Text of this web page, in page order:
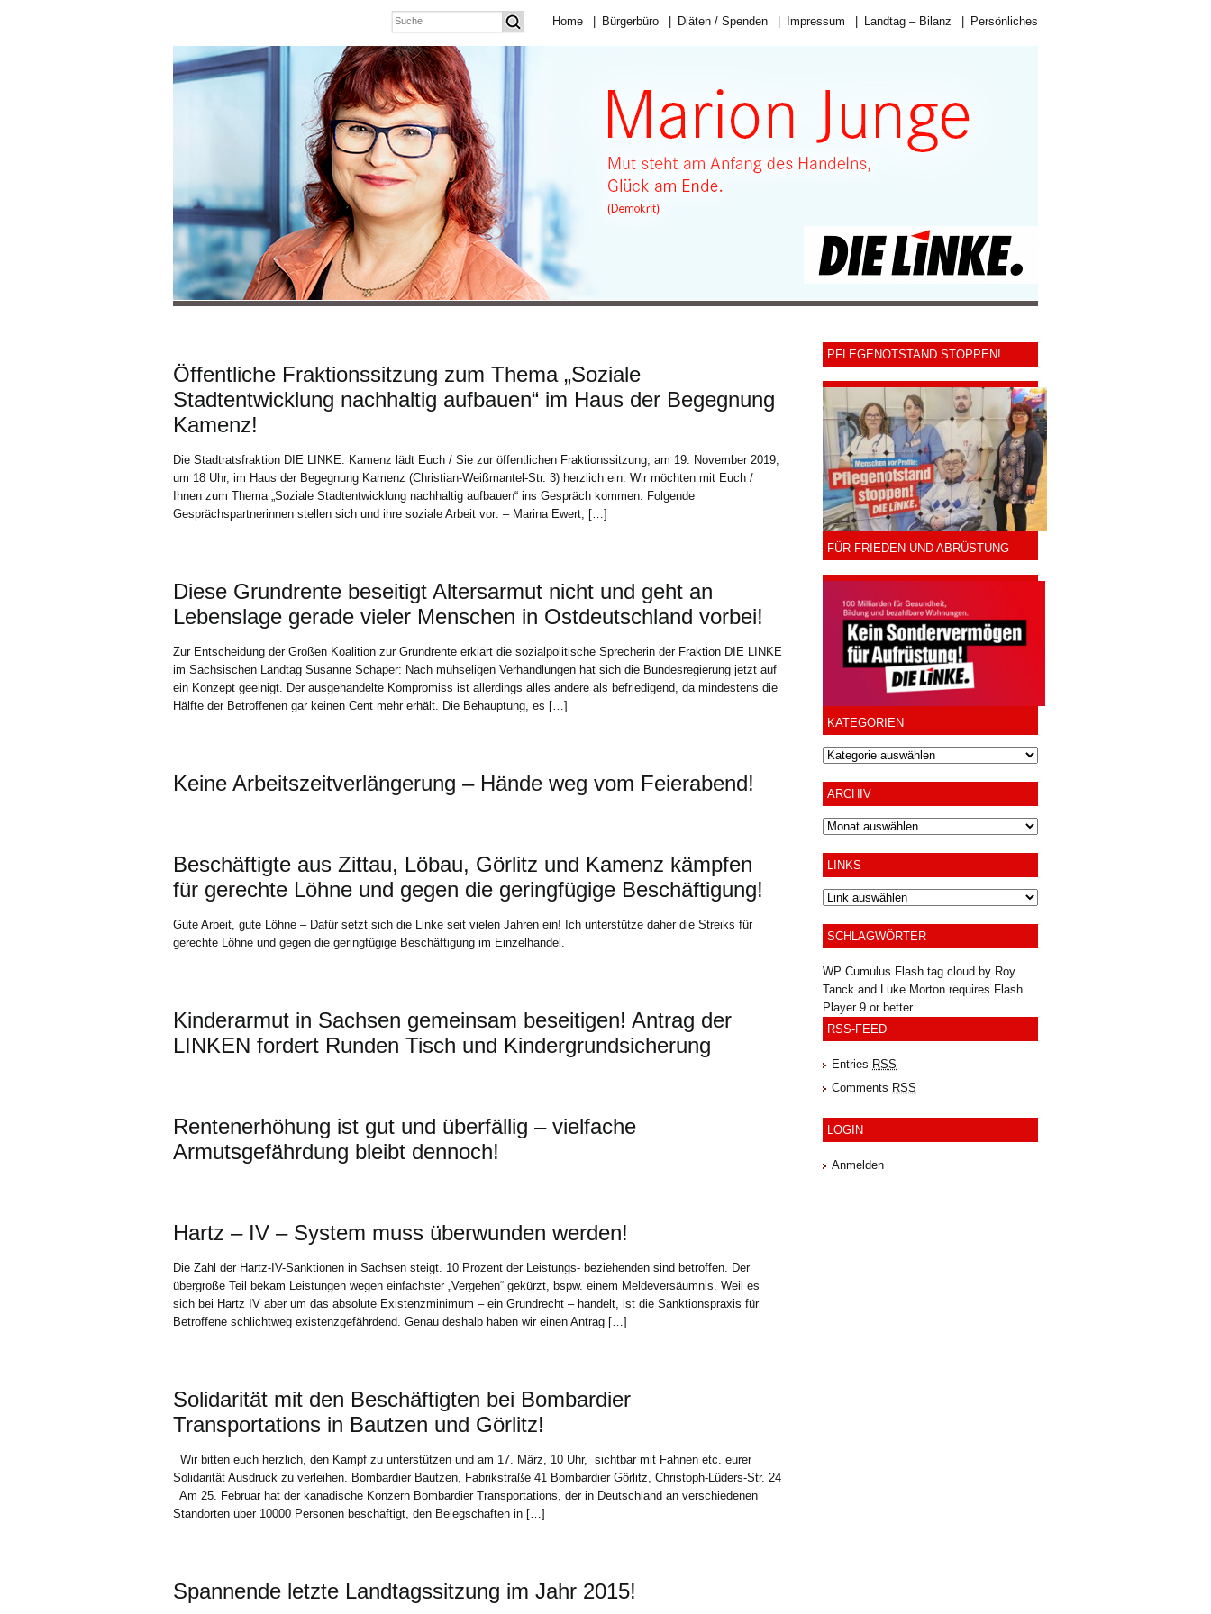
Home Bürgerbüro Diäten / Spenden Impressum Landtag – Bilanz Persönliches
Öffentliche Fraktionssitzung zum Thema „Soziale
Stadtentwicklung nachhaltig aufbauen“ im Haus der Begegnung
Kamenz!
Die Stadtratsfraktion DIE LINKE. Kamenz lädt Euch / Sie zur öffentlichen Fraktionssitzung, am 19. November 2019,
um 18 Uhr, im Haus der Begegnung Kamenz (Christian-Weißmantel-Str. 3) herzlich ein. Wir möchten mit Euch /
Ihnen zum Thema „Soziale Stadtentwicklung nachhaltig aufbauen“ ins Gespräch kommen. Folgende
Gesprächspartnerinnen stellen sich und ihre soziale Arbeit vor: – Marina Ewert, […]
Diese Grundrente beseitigt Altersarmut nicht und geht an
Lebenslage gerade vieler Menschen in Ostdeutschland vorbei!
Zur Entscheidung der Großen Koalition zur Grundrente erklärt die sozialpolitische Sprecherin der Fraktion DIE LINKE
im Sächsischen Landtag Susanne Schaper: Nach mühseligen Verhandlungen hat sich die Bundesregierung jetzt auf
ein Konzept geeinigt. Der ausgehandelte Kompromiss ist allerdings alles andere als befriedigend, da mindestens die
Hälfte der Betroffenen gar keinen Cent mehr erhält. Die Behauptung, es […]
Keine Arbeitszeitverlängerung – Hände weg vom Feierabend!
Beschäftigte aus Zittau, Löbau, Görlitz und Kamenz kämpfen
für gerechte Löhne und gegen die geringfügige Beschäftigung!
Gute Arbeit, gute Löhne – Dafür setzt sich die Linke seit vielen Jahren ein! Ich unterstütze daher die Streiks für
gerechte Löhne und gegen die geringfügige Beschäftigung im Einzelhandel.
Kinderarmut in Sachsen gemeinsam beseitigen! Antrag der
LINKEN fordert Runden Tisch und Kindergrundsicherung
Rentenerhöhung ist gut und überfällig – vielfache
Armutsgefährdung bleibt dennoch!
Hartz – IV – System muss überwunden werden!
Die Zahl der Hartz-IV-Sanktionen in Sachsen steigt. 10 Prozent der Leistungs- beziehenden sind betroffen. Der
übergroße Teil bekam Leistungen wegen einfachster „Vergehen“ gekürzt, bspw. einem Meldeversäumnis. Weil es
sich bei Hartz IV aber um das absolute Existenzminimum – ein Grundrecht – handelt, ist die Sanktionspraxis für
Betroffene schlichtweg existenzgefährdend. Genau deshalb haben wir einen Antrag […]
Solidarität mit den Beschäftigten bei Bombardier
Transportations in Bautzen und Görlitz!
Wir bitten euch herzlich, den Kampf zu unterstützen und am 17. März, 10 Uhr, sichtbar mit Fahnen etc. eurer
Solidarität Ausdruck zu verleihen. Bombardier Bautzen, Fabrikstraße 41 Bombardier Görlitz, Christoph-Lüders-Str. 24
Am 25. Februar hat der kanadische Konzern Bombardier Transportations, der in Deutschland an verschiedenen
Standorten über 10000 Personen beschäftigt, den Belegschaften in […]
Spannende letzte Landtagssitzung im Jahr 2015!
PFLEGENOTSTAND STOPPEN!
FÜR FRIEDEN UND ABRÜSTUNG
KATEGORIEN
ARCHIV
Archiv
LINKS
SCHLAGWÖRTER
WP Cumulus Flash tag cloud by Roy
Tanck and Luke Morton requires Flash
Player9 or better.
RSS-FEED
Entries RSS
Comments RSS
LOGIN
Anmelden